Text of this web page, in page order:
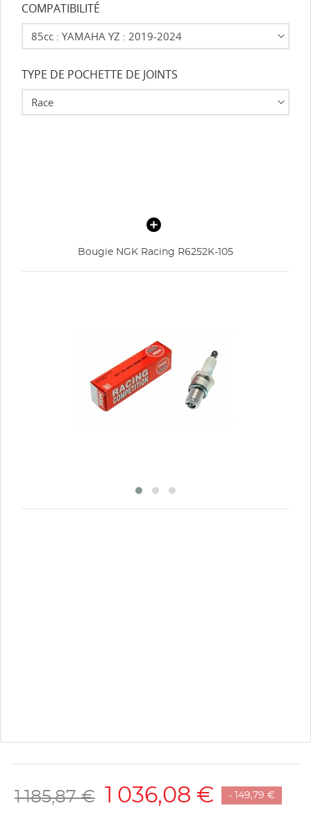
COMPATIBILITÉ
TYPE DE POCHETTE DE JOINTS
Bougie NGK Racing R6252K-105
1 185,87 € 1 036,08 € - 149,79 €